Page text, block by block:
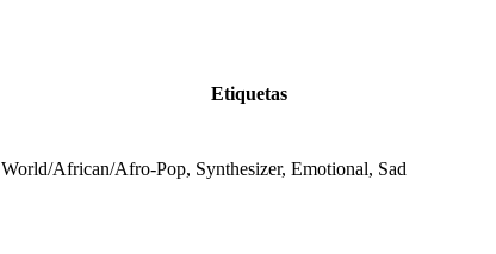
Etiquetas
World/African/Afro-Pop, Synthesizer, Emotional, Sad